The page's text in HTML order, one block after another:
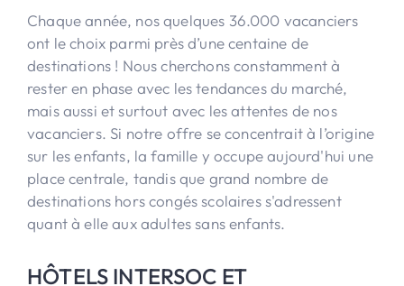
Chaque année, nos quelques 36.000 vacanciers
ont le choix parmi près d’une centaine de
destinations ! Nous cherchons constamment à
rester en phase avec les tendances du marché,
mais aussi et surtout avec les attentes de nos
vacanciers. Si notre offre se concentrait à l’origine
sur les enfants, la famille y occupe aujourd'hui une
place centrale, tandis que grand nombre de
destinations hors congés scolaires s'adressent
quant à elle aux adultes sans enfants.
HÔTELS INTERSOC ET